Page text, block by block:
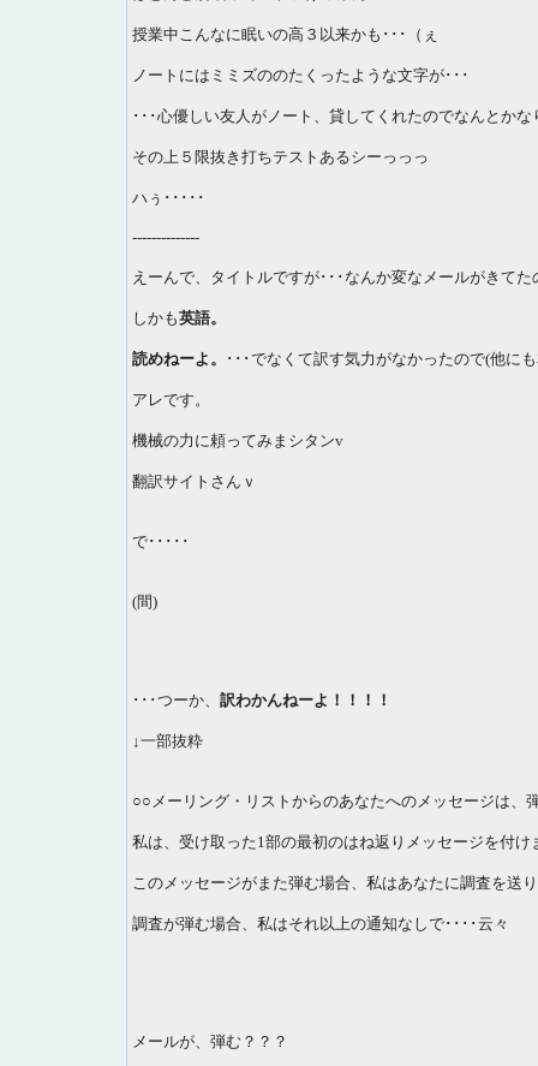
授業中こんなに眠いの高３以来かも･･･（ぇ
ノートにはミミズののたくったような文字が･･･
･･･心優しい友人がノート、貸してくれたのでなんとかな
その上５限抜き打ちテストあるシーっっっ
ハぅ･････
--------------
えーんで、タイトルですが･･･なんか変なメールがきてた
しかも英語。
読めねーよ。 ･･･でなくて訳す気力がなかったので(他に
アレです。
機械の力に頼ってみまシタンv
翻訳サイトさんｖ
で･････
(間)
･･･つーか、 訳わかんねーよ！！！！
↓一部抜粋
○○メーリング・リストからのあなたへのメッセージは、
私は、受け取った1部の最初のはね返りメッセージを付け
このメッセージがまた弾む場合、私はあなたに調査を送
調査が弾む場合、私はそれ以上の通知なしで････云々
メールが、弾む？？？